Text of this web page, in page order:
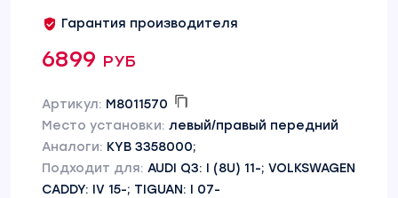
Гарантия производителя
6899 руб
Артикул: M8011570
Место установки: левый/правый передний
Аналоги: KYB 3358000;
Подходит для: AUDI Q3: I (8U) 11-; VOLKSWAGEN
CADDY: IV 15-; TIGUAN: I 07-